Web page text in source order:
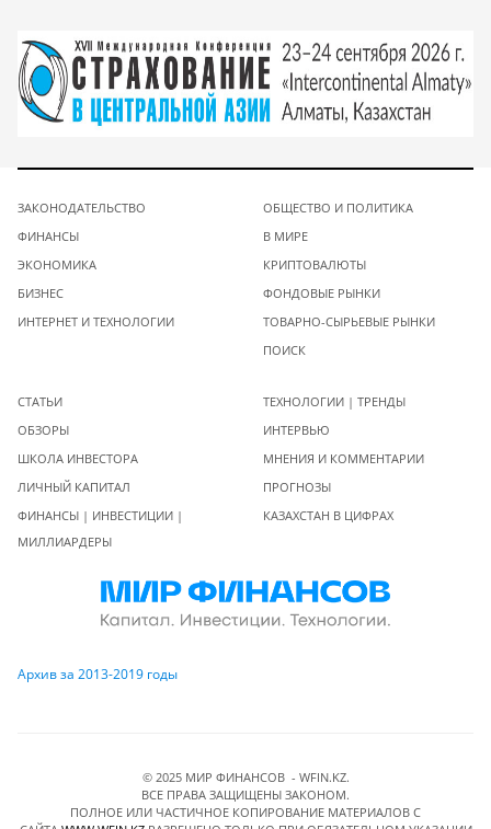
ЗАКОНОДАТЕЛЬСТВО
ФИНАНСЫ
ЭКОНОМИКА
БИЗНЕС
ИНТЕРНЕТ И ТЕХНОЛОГИИ
ОБЩЕСТВО И ПОЛИТИКА
В МИРЕ
КРИПТОВАЛЮТЫ
ФОНДОВЫЕ РЫНКИ
ТОВАРНО-СЫРЬЕВЫЕ РЫНКИ
ПОИСК
СТАТЬИ
ОБЗОРЫ
ШКОЛА ИНВЕСТОРА
ЛИЧНЫЙ КАПИТАЛ
ФИНАНСЫ | ИНВЕСТИЦИИ |
МИЛЛИАРДЕРЫ
ТЕХНОЛОГИИ | ТРЕНДЫ
ИНТЕРВЬЮ
МНЕНИЯ И КОММЕНТАРИИ
ПРОГНОЗЫ
КАЗАХСТАН В ЦИФРАХ
Архив за 2013-2019 годы
© 2025 МИР ФИНАНСОВ - WFIN.KZ.
ВСЕ ПРАВА ЗАЩИЩЕНЫ ЗАКОНОМ.
ПОЛНОЕ ИЛИ ЧАСТИЧНОЕ КОПИРОВАНИЕ МАТЕРИАЛОВ C